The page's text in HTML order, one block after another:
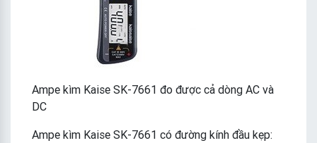
Ampe kìm Kaise SK-7661 đo được cả dòng AC và
DC
Ampe kìm Kaise SK-7661 có đường kính đầu kẹp: